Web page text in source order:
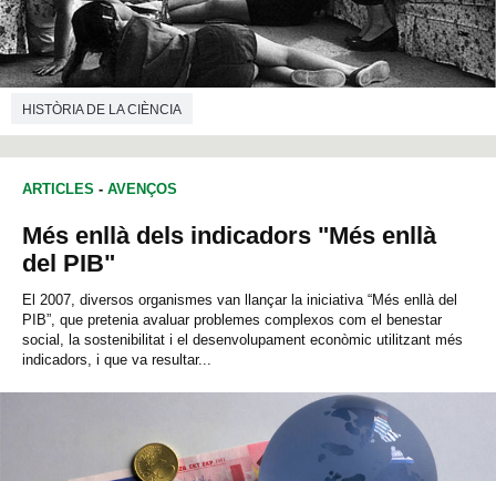
HISTÒRIA DE LA CIÈNCIA
ARTICLES - AVENÇOS
Més enllà dels indicadors "Més enllà
del PIB"
El 2007, diversos organismes van llançar la iniciativa “Més enllà del
PIB”, que pretenia avaluar problemes complexos com el benestar
social, la sostenibilitat i el desenvolupament econòmic utilitzant més
indicadors, i que va resultar...